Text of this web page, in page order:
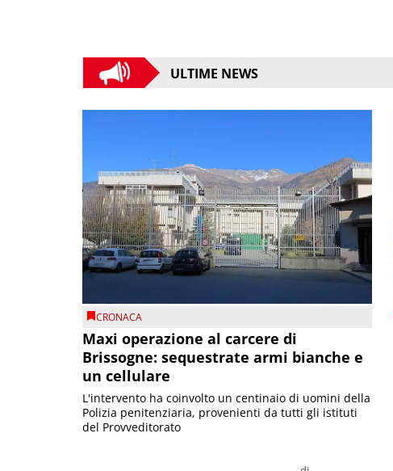
ULTIME NEWS
CRONACA
Maxi operazione al carcere di
Brissogne: sequestrate armi bianche e
un cellulare
L'intervento ha coinvolto un centinaio di uomini della
Polizia penitenziaria, provenienti da tutti gli istituti
del Provveditorato